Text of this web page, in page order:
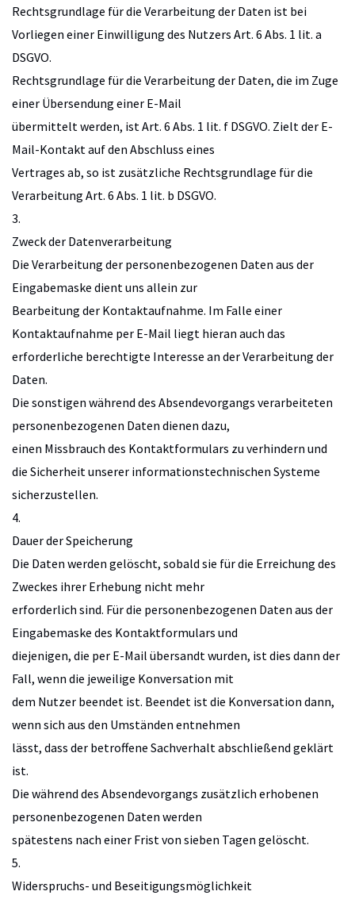
Rechtsgrundlage für die Verarbeitung der Daten ist bei
Vorliegen einer Einwilligung des Nutzers Art. 6 Abs. 1 lit. a
DSGVO.
Rechtsgrundlage für die Verarbeitung der Daten, die im Zuge
einer Übersendung einer E-Mail
übermittelt werden, ist Art. 6 Abs. 1 lit. f DSGVO. Zielt der E-
Mail-Kontakt auf den Abschluss eines
Vertrages ab, so ist zusätzliche Rechtsgrundlage für die
Verarbeitung Art. 6 Abs. 1 lit. b DSGVO.
3.
Zweck der Datenverarbeitung
Die Verarbeitung der personenbezogenen Daten aus der
Eingabemaske dient uns allein zur
Bearbeitung der Kontaktaufnahme. Im Falle einer
Kontaktaufnahme per E-Mail liegt hieran auch das
erforderliche berechtigte Interesse an der Verarbeitung der
Daten.
Die sonstigen während des Absendevorgangs verarbeiteten
personenbezogenen Daten dienen dazu,
einen Missbrauch des Kontaktformulars zu verhindern und
die Sicherheit unserer informationstechnischen Systeme
sicherzustellen.
4.
Dauer der Speicherung
Die Daten werden gelöscht, sobald sie für die Erreichung des
Zweckes ihrer Erhebung nicht mehr
erforderlich sind. Für die personenbezogenen Daten aus der
Eingabemaske des Kontaktformulars und
diejenigen, die per E-Mail übersandt wurden, ist dies dann der
Fall, wenn die jeweilige Konversation mit
dem Nutzer beendet ist. Beendet ist die Konversation dann,
wenn sich aus den Umständen entnehmen
lässt, dass der betroffene Sachverhalt abschließend geklärt
ist.
Die während des Absendevorgangs zusätzlich erhobenen
personenbezogenen Daten werden
spätestens nach einer Frist von sieben Tagen gelöscht.
5.
Widerspruchs- und Beseitigungsmöglichkeit